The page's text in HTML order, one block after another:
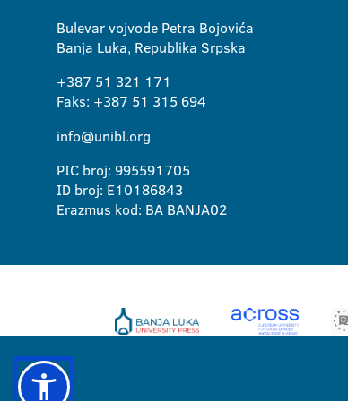
Bulevar vojvode Petra Bojovića
Banja Luka, Republika Srpska
+387 51 321 171
Faks: +387 51 315 694
info@unibl.org
PIC broj: 995591705
ID broj: E10186843
Erazmus kod: BA BANJA02